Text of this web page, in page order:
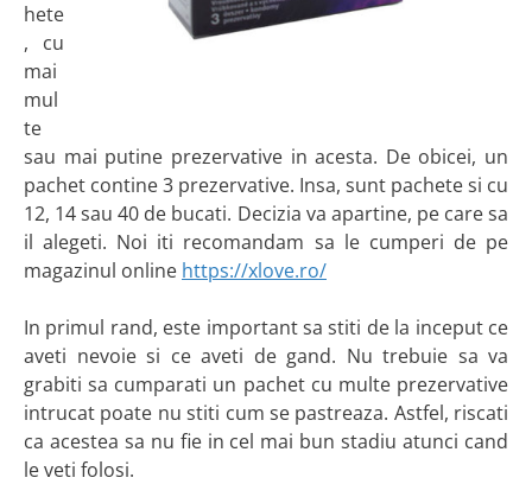
hete
, cu
mai
mul
te
sau mai putine prezervative in acesta. De obicei, un
pachet contine 3 prezervative. Insa, sunt pachete si cu
12, 14 sau 40 de bucati. Decizia va apartine, pe care sa
il alegeti. Noi iti recomandam sa le cumperi de pe
magazinul online https://xlove.ro/
In primul rand, este important sa stiti de la inceput ce
aveti nevoie si ce aveti de gand. Nu trebuie sa va
grabiti sa cumparati un pachet cu multe prezervative
intrucat poate nu stiti cum se pastreaza. Astfel, riscati
ca acestea sa nu fie in cel mai bun stadiu atunci cand
le veti folosi.